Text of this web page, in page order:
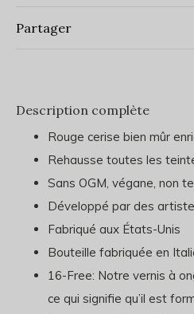
Partager
Description complète
Rouge cerise bien mûr
Rehausse toutes les
Sans OGM, végane, non
Développé par des
Fabriqué aux États-Unis
Bouteille fabriquée en
16-Free: Notre vernis à
ce qui signifie qu’il est